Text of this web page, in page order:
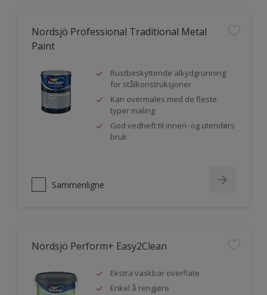
Nordsjö Professional Traditional Metal
Paint
Rustbeskyttende alkydgrunning
for stålkonstruksjoner
Kan overmales med de fleste
typer maling
God vedheft til innen- og utendørs
bruk
Sammenligne
Nordsjö Perform+ Easy2Clean
Ekstra vaskbar overflate
Enkel å rengjøre